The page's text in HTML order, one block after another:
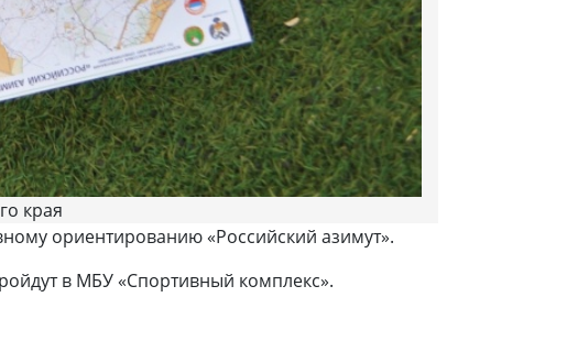
края
ориентированию «Российский азимут».
в МБУ «Спортивный комплекс».